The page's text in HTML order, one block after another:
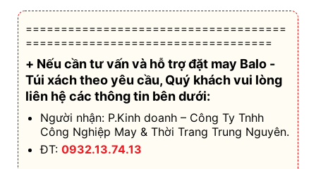
=====================================
===================================
+ Nếu cần tư vấn và hỗ trợđặt may Balo -
Túi xách theo yêu cầu, Quý khách vui lòng
liên hệ các thông tin bên dưới:
Người nhận: P.Kinh doanh – Công Ty Tnhh
Công Nghiệp May & Thời Trang Trung Nguyên.
ĐT: 0932.13.74.13